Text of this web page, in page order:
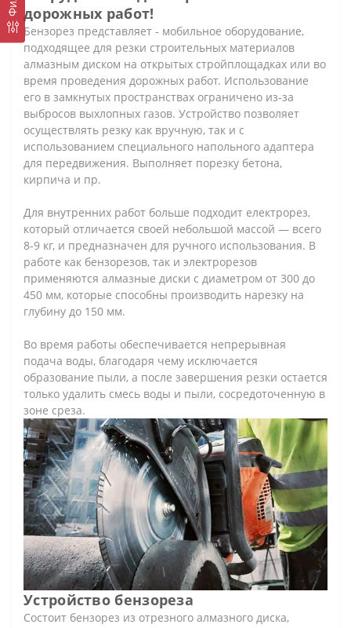
дорожных работ!
Бензорез представляет - мобильное оборудование,
подходящее для резки строительных материалов
алмазным диском на открытых стройплощадках или во
время проведения дорожных работ. Использование
его в замкнутых пространствах ограничено из-за
выбросов выхлопных газов. Устройство позволяет
осуществлять резку как вручную, так и с
использованием специального напольного адаптера
для передвижения. Выполняет порезку бетона,
кирпича и пр.
Для внутренних работ больше подходит електрорез,
который отличается своей небольшой массой — всего
8-9 кг, и предназначен для ручного использования. В
работе как бензорезов, так и электрорезов
применяются алмазные диски с диаметром от 300 до
450 мм, которые способны производить нарезку на
глубину до 150 мм.
Во время работы обеспечивается непрерывная
подача воды, благодаря чему исключается
образование пыли, а после завершения резки остается
только удалить смесь воды и пыли, сосредоточенную в
зоне среза.
Устройство бензореза
Состоит бензорез из отрезного алмазного диска,